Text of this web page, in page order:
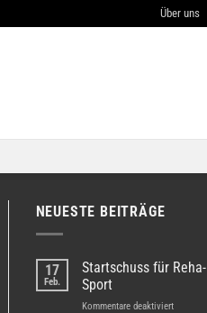
Über uns
NEUESTE BEITRÄGE
17
Feb.
Startschuss für Reha-
Sport
Kommentare deaktiviertfür